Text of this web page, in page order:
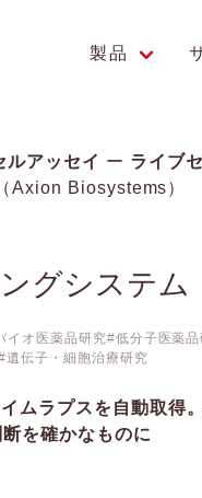
ス研究への貢献
製品
ルアッセイ
ライブ
Axion Biosystems）
グシステム
イオ医薬品研究
低分子医薬品
遺伝子・細胞治療研究
ムラプスを自動取得
を確かなものに